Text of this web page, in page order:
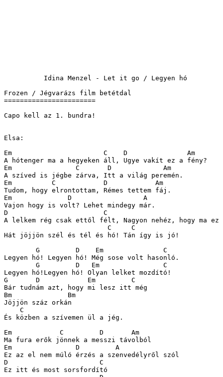
          Idina Menzel - Let it go / Legyen hó
Frozen / Jégvarázs film betétdal
=======================
Capo kell az 1. bundra!
Elsa:
Em			 C    D 	      Am
A hótenger ma a hegyeken áll, Ugye vakít ez a fény?
Em		  C	  D 		Am
A szíved is jégbe zárva, Itt a világ peremén.
Em	    C 		 D 	      Am
Tudom, hogy elrontottam, Rémes tettem fáj.
Em		D		   A
Vajon hogy is volt? Lehet mindegy már.
D			 C    				     D
A lelkem rég csak ettől félt, Nagyon nehéz, hogy ma ez
Hát jöjjön szél és tél és hó! Tán így is jó!
Legyen hó! Legyen hó! Még sose volt hasonló.
Legyen hó!Legyen hó! Olyan lelket mozdító!
G 	D            Em		C
Bár tudnám azt, hogy mi lesz itt még
Bm		Bm
Jöjjön száz orkán
    C
És közben a szívemen ül a jég.
Em	      C 	D	Am
Ma fura erők jönnek a messzi távolból
Em		  D 	    A
Ez az el nem múló érzés a szenvedélyről szól
D			C
Ez itt és most sorsfordító